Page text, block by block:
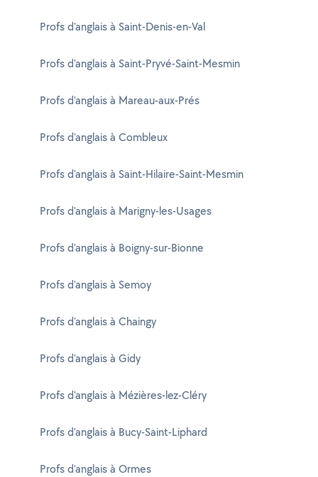
Profs d'anglais à Saint-Denis-en-Val
Profs d'anglais à Saint-Pryvé-Saint-Mesmin
Profs d'anglais à Mareau-aux-Prés
Profs d'anglais à Combleux
Profs d'anglais à Saint-Hilaire-Saint-Mesmin
Profs d'anglais à Marigny-les-Usages
Profs d'anglais à Boigny-sur-Bionne
Profs d'anglais à Semoy
Profs d'anglais à Chaingy
Profs d'anglais à Gidy
Profs d'anglais à Mézières-lez-Cléry
Profs d'anglais à Bucy-Saint-Liphard
Profs d'anglais à Ormes